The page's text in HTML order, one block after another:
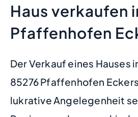
Haus verkaufen
Pfaffenhofen
Der Verkauf eines Hauses
85276 Pfaffenhofen
lukrative Angelegenheit